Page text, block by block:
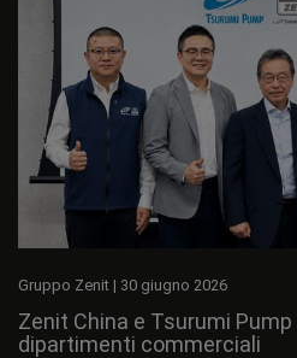
Gruppo Zenit | 30 giugno 2026
Zenit China e Tsurumi
dipartimenti commerciali